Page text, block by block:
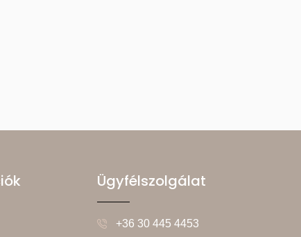
Ügyfélszolgálat
+36 30 445 4453